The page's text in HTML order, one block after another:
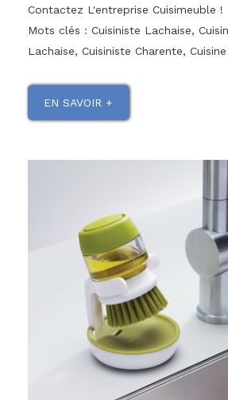
Contactez L'entreprise Cuisimeuble !
Mots clés : Cuisiniste Lachaise,
Lachaise, Cuisiniste Charente,
EN SAVOIR +